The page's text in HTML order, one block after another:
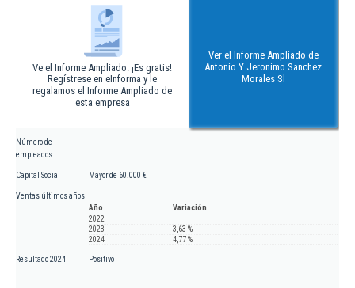
Ve el Informe Ampliado. ¡Es gratis!
Regístrese en eInforma y le
regalamos el Informe Ampliado de
esta empresa
Ver el Informe Ampliado de
Antonio Y Jeronimo Sanchez
Morales Sl
Número de
empleados
Capital Social Mayor de 60.000 €
Ventas últimos años
Año
Variación
2022
2023
3,63 %
2024
4,77 %
Resultado 2024 Positivo